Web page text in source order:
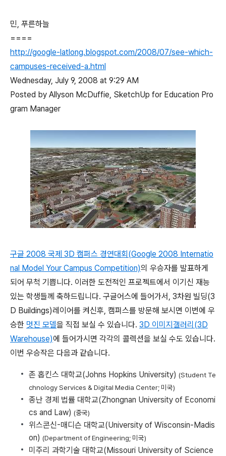
민, 푸른하늘
====
http://google-latlong.blogspot.com/2008/07/see-which-
campuses-received-a.html
Wednesday, July 9, 2008 at 9:29 AM
Posted by Allyson McDuffie, SketchUp for Education Pro
gram Manager
구글 2008 국제 3D 캠퍼스 경연대회(Google 2008 Internatio
nal Model Your Campus Competition)의 우승자를 발표하게
되어 무척 기쁩니다. 이러한 도전적인 프로젝트에서 이기신 재능
있는 학생들께 축하드립니다. 구글어스에 들어가서, 3차원 빌딩(3
D Buildings)레이어를 켜신후, 캠퍼스를 방문해 보시면 이번에 우
승한 멋진 모델을 직접 보실 수 있습니다. 3D 이미지갤러리(3D
Warehouse)에 들어가시면 각각의 콜렉션을 보실 수도 있습니다.
이번 우승작은 다음과 같습니다.
존 홉킨스 대학교(Johns Hopkins University) (Student Te
chnology Services & Digital Media Center; 미국)
종난 경제 법률 대학교(Zhongnan University of Economi
cs and Law) (중국)
위스콘신-매디슨 대학교(University of Wisconsin-Madis
on) (Department of Engineering; 미국)
미주리 과학기술 대학교(Missouri University of Science